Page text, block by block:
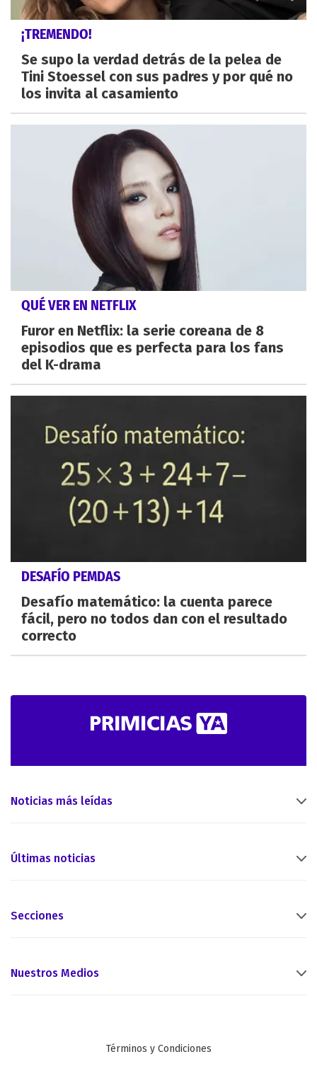
¡TREMENDO!
Se supo la verdad detrás de la pelea de
Tini Stoessel con sus padres y por qué no
los invita al casamiento
QUÉ VER EN NETFLIX
Furor en Netflix: la serie coreana de 8
episodios que es perfecta para los fans
del K-drama
DESAFÍO PEMDAS
Desafío matemático: la cuenta parece
fácil, pero no todos dan con el resultado
correcto
Noticias más leídas
Últimas noticias
Secciones
Nuestros Medios
Términos y Condiciones